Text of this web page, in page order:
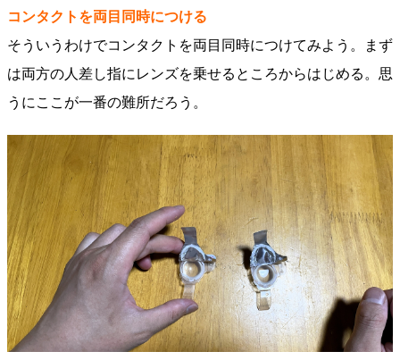
コンタクトを両目同時につける
そういうわけでコンタクトを両目同時につけてみよう。まず
は両方の人差し指にレンズを乗せるところからはじめる。思
うにここが一番の難所だろう。